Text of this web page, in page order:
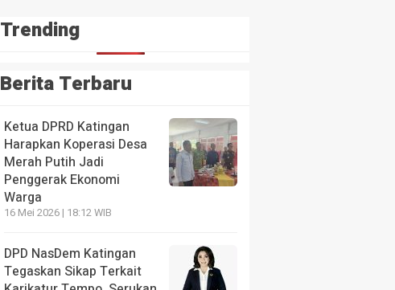
HEADLINE
Pelayanan Publik
2 jam yang lalu
Trending
Berita Terbaru
Ketua DPRD Katingan
Harapkan Koperasi Desa
Merah Putih Jadi
Penggerak Ekonomi
Warga
16 Mei 2026 | 18:12 WIB
DPD NasDem Katingan
Tegaskan Sikap Terkait